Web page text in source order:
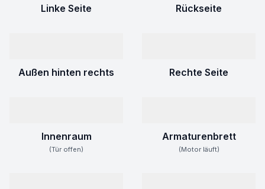
Linke Seite Rückseite
Außen hinten rechts Rechte Seite
Innenraum
(Tür offen)
Armaturenbrett
(Motor läuft)